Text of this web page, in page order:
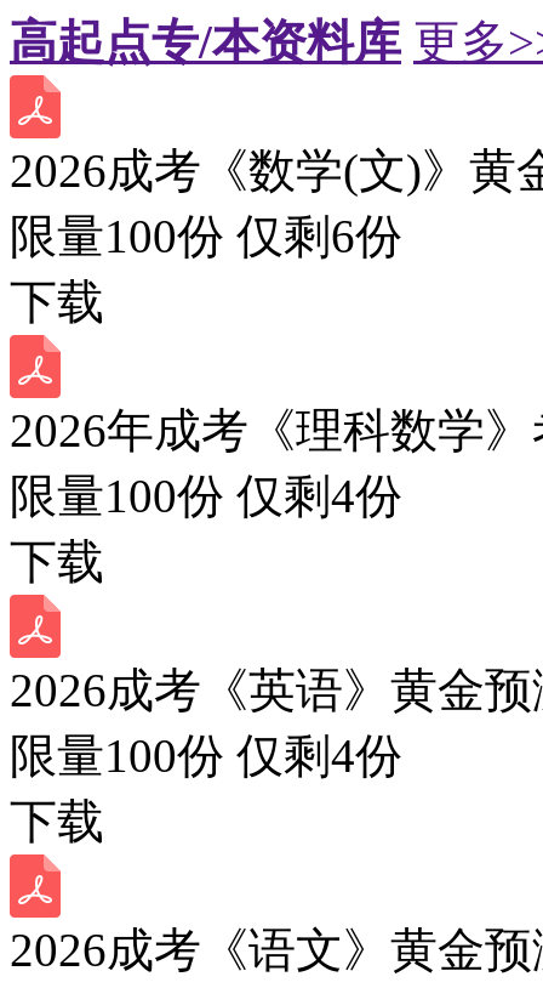
高起点专/本资料库 更多
2026成考《数学(文)》黄
限量100份 仅剩 6份
下载
2026年成考《理科数学
限量100份 仅剩4份
下载
2026成考《英语》黄金
限量100份 仅剩4份
下载
2026成考《语文》黄金